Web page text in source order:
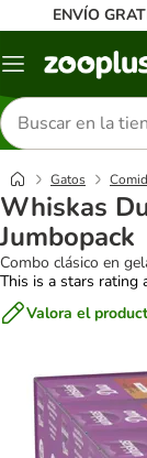
ENVÍO
Menú
Buscar
productos
Gatos
Whiskas
Jumbopack
Combo clásico en
This is a stars rating
Valora el